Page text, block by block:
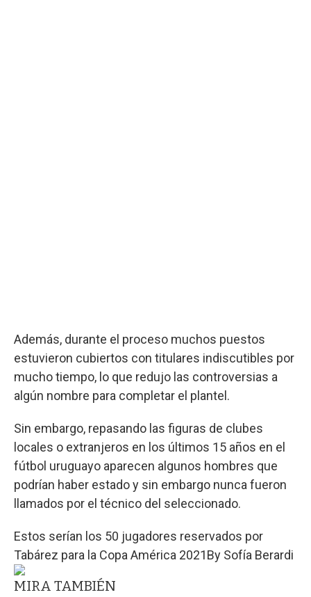
Además, durante el proceso muchos puestos
estuvieron cubiertos con titulares indiscutibles por
mucho tiempo, lo que redujo las controversias a
algún nombre para completar el plantel.
Sin embargo, repasando las figuras de clubes
locales o extranjeros en los últimos 15 años en el
fútbol uruguayo aparecen algunos hombres que
podrían haber estado y sin embargo nunca fueron
llamados por el técnico del seleccionado.
Estos serían los 50 jugadores reservados por
Tabárez para la Copa América 2021By Sofía Berardi
MIRA TAMBIÉN